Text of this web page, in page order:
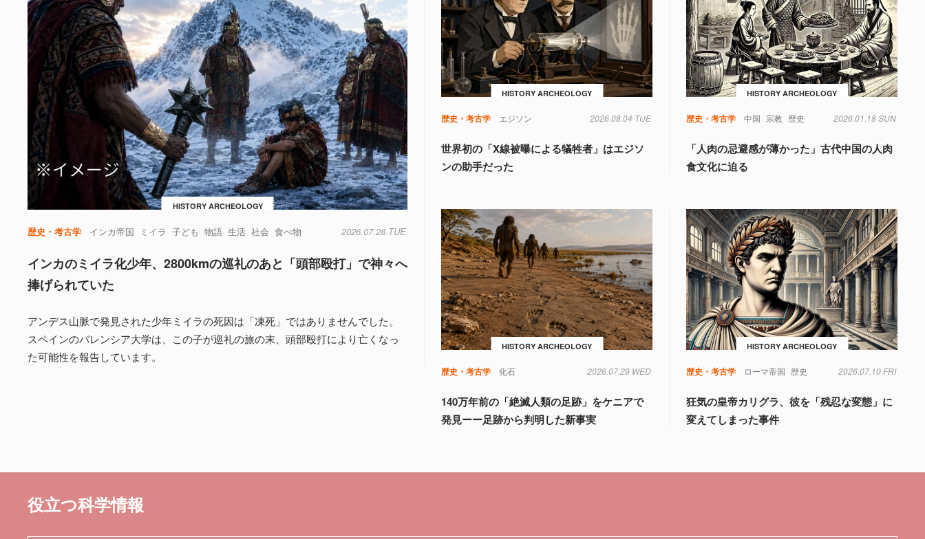
HISTORY ARCHEOLOGY
歴史・考古学 インカ帝国 ミイラ 子ども 物語 生活 社会 食べ物 2026.07.28 TUE
インカのミイラ化少年、2800kmの巡礼のあと「頭部殴打」で神々へ
捧げられていた
アンデス山脈で発見された少年ミイラの死因は「凍死」ではありませんでした。
スペインのバレンシア大学は、この子が巡礼の旅の末、頭部殴打により亡くなっ
た可能性を報告しています。
HISTORY ARCHEOLOGY
歴史・考古学 エジソン 2026.08.04 TUE
世界初の「X線被曝による犠牲者」はエジソ
ンの助手だった
HISTORY ARCHEOLOGY
歴史・考古学 中国 宗教 歴史 2026.01.18 SUN
「人肉の忌避感が薄かった」古代中国の人肉
食文化に迫る
HISTORY ARCHEOLOGY
歴史・考古学 化石 2026.07.29 WED
140万年前の「絶滅人類の足跡」をケニアで
発見ーー足跡から判明した新事実
HISTORY ARCHEOLOGY
歴史・考古学 ローマ帝国 歴史 2026.07.10 FRI
狂気の皇帝カリグラ、彼を「残忍な変態」に
変えてしまった事件
役立つ科学情報